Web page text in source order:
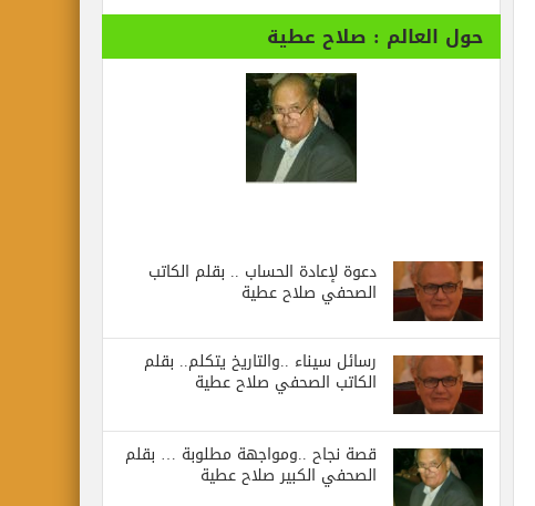
حول العالم : صلاح عطية
دعوة لإعادة الحساب .. بقلم الكاتب
الصحفي صلاح عطية
رسائل‭ ‬سيناء‭.. ‬والتاريخ‭ ‬يتكلم.. بقلم
الكاتب الصحفي صلاح عطية
قصة نجاح ..ومواجهة مطلوبة … بقلم
الصحفي الكبير صلاح عطية